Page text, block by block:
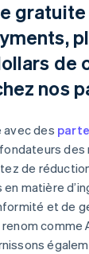
de
nos
avec des
de
matière
et de
comme